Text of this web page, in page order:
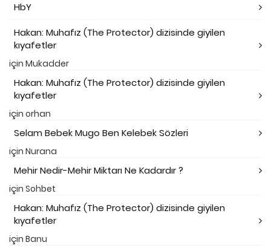
HbY
Hakan: Muhafız (The Protector) dizisinde giyilen
kıyafetler
için Mukadder
Hakan: Muhafız (The Protector) dizisinde giyilen
kıyafetler
için orhan
Selam Bebek Mugo Ben Kelebek Sözleri
için Nurana
Mehir Nedir-Mehir Miktarı Ne Kadardır ?
için Sohbet
Hakan: Muhafız (The Protector) dizisinde giyilen
kıyafetler
için Banu